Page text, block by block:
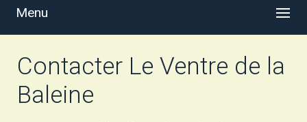
Menu
Contacter Le Ventre de la
Baleine